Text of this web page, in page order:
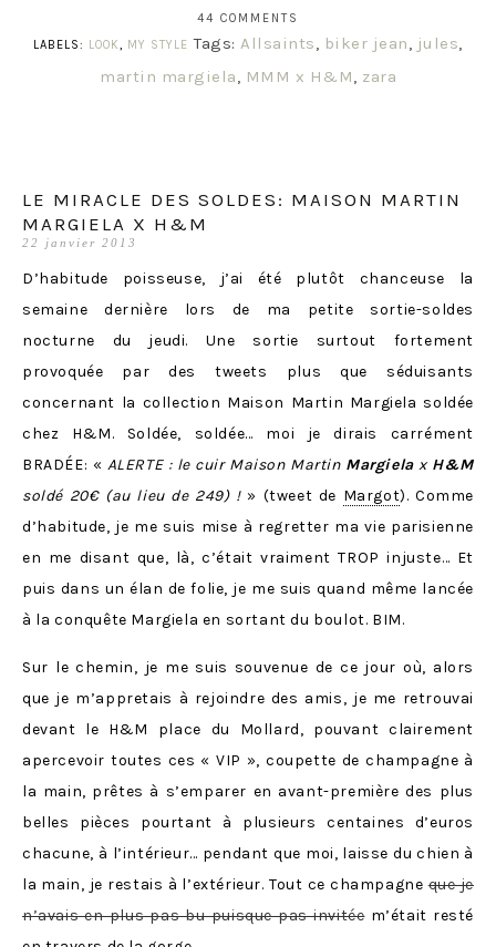
44 COMMENTS
LABELS:
LOOK, MY STYLE Tags:Allsaints, biker jean, jules,
martin margiela, MMM x H&M, zara
LE MIRACLE DES SOLDES: MAISON MARTIN
MARGIELA X H&M
22 janvier 2013
D’habitude poisseuse, j’ai été plutôt chanceuse la
semaine dernière lors de ma petite sortie-soldes
nocturne du jeudi. Une sortie surtout fortement
provoquée par des tweets plus que séduisants
concernant la collection Maison Martin Margiela soldée
chez H&M. Soldée, soldée… moi je dirais carrément
BRADÉE: « ALERTE : le cuir Maison Martin Margielax H&M
soldé 20€ (au lieu de 249) !» (tweet de Margot). Comme
d’habitude, je me suis mise à regretter ma vie parisienne
en me disant que, là, c’était vraiment TROP injuste… Et
puis dans un élan de folie, je me suis quand même lancée
à la conquête Margiela en sortant du boulot. BIM.
Sur le chemin, je me suis souvenue de ce jour où, alors
que je m’appretais à rejoindre des amis, je me retrouvai
devant le H&M place du Mollard, pouvant clairement
apercevoir toutes ces « VIP », coupette de champagne à
la main, prêtes à s’emparer en avant-première des plus
belles pièces pourtant à plusieurs centaines d’euros
chacune, à l’intérieur… pendant que moi, laisse du chien à
la main, je restais à l’extérieur. Tout ce champagneque je
n’avais en plus pas bu puisque pas invitéem’était resté